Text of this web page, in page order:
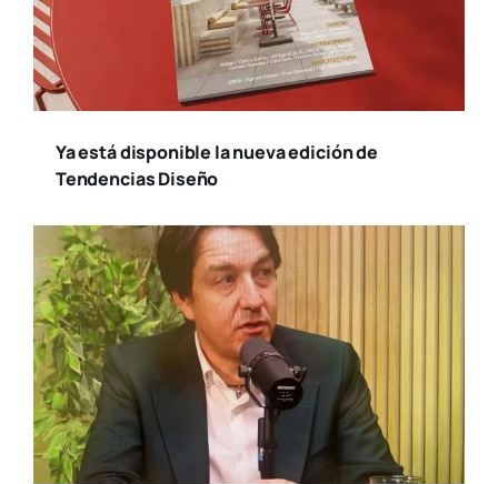
Ya está disponible la nueva edición de
Tendencias Diseño